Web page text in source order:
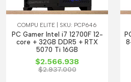
COMPU ELITE | SKU: PCP646
PC Gamer Intel i7 12700F 12-
core + 32GB DDR5 + RTX
5070 Ti 16GB
$2.566.938
$2.937.000